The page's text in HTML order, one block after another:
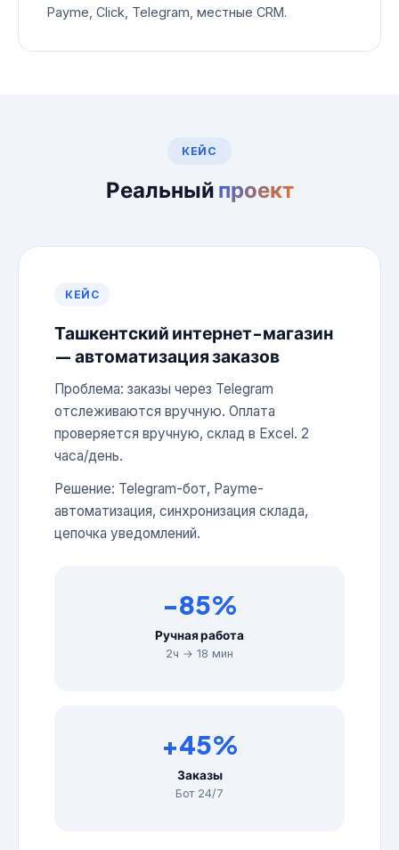
Payme, Click, Telegram, местные CRM.
КЕЙС
Реальный проект
КЕЙС
Ташкентский интернет-магазин
— автоматизация заказов
Проблема: заказы через Telegram
отслеживаются вручную. Оплата
проверяется вручную, склад в Excel. 2
часа/день.
Решение: Telegram-бот, Payme-
автоматизация, синхронизация склада,
цепочка уведомлений.
-85%
Ручная работа
2ч → 18 мин
+45%
Заказы
Бот 24/7